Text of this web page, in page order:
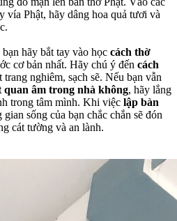
vía Phật, hãy dâng hoa quả tươi và
hãy bắt tay vào học cách thờ
cơ bản nhất. Hãy chú ý đến cách
trang nghiêm, sạch sẽ. Nếu bạn vẫn
quan âm trong nhà không, hãy lắng
trong tâm mình. Khi việc lập bàn
gian sống của bạn chắc chắn sẽ đón
cát tường và an lành.